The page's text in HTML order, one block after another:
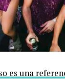
es una